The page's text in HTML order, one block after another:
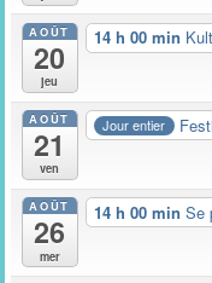
AOÛT
20
jeu
14 h 00 min
AOÛT
21
ven
Jour entier
AOÛT
26
mer
14 h 00 min Se